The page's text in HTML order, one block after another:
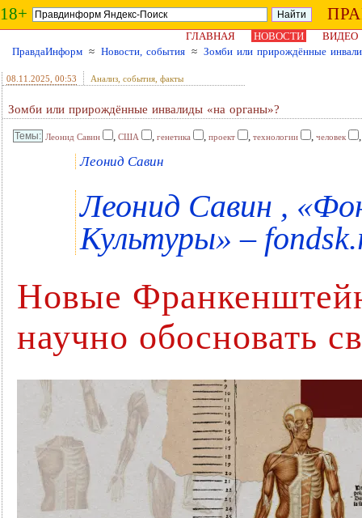
18+
ГЛАВНАЯ НОВОСТИ
ВИДЕО
ПравдаИнформ ≈ Новости, события ≈ Зомби или прирождённые
08.11.2025 , 00:53 Анализ, события, факты
Зомби или прирождённые инвалиды «на органы»?
Леонид Савин , США , генетика , проект , технологии , человек
Леонид Савин
Леонид Савин ,
Культуры» –
Новые
научно обосновать